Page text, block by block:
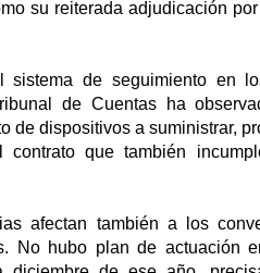
su reiterada adjudicación
sistema de seguimiento en
de Cuentas ha
de dispositivos a suministrar,
contrato que también
afectan también a los
No hubo plan de actuación